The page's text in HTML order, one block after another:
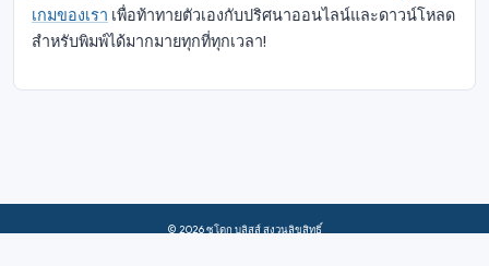
เกมของเรา เพื่อท้าทายตัวเองกับปริศนาออนไลน์และดาวน์โหลด
สำหรับพิมพ์ได้มากมายทุกที่ทุกเวลา!
© 2026 ซูโดกุ บลิสส์ สงวนลิขสิทธิ์